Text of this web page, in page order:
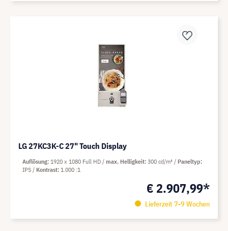
LG 27KC3K-C 27" Touch Display
€ 2.907,99*
Lieferzeit 7-9 Wochen
Auflösung 1920 x 1080 Full HD max. Helligkeit 300 cd/m²
Paneltyp
IPS
Kontrast 1.000 :1